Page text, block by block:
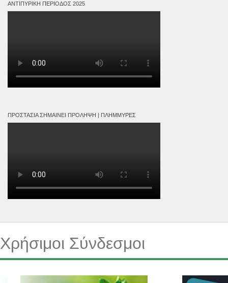
ΑΝΤΙΠΥΡΙΚΉ ΠΕΡΊΟΔΟΣ 2025
ΠΡΟΣΤΑΣΊΑ ΣΗΜΑΊΝΕΙ ΠΡΌΛΗΨΗ | ΠΛΗΜΜΎΡΕΣ
Χρήσιμοι Σύνδεσμοι